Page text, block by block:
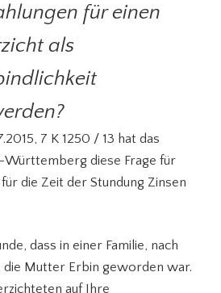
für einen
als
7 K 1250 / 13 hat das
Württemberg diese Frage für
die Zeit der Stundung Zinsen
dass in einer Familie, nach
die Mutter Erbin geworden war.
auf Ihre